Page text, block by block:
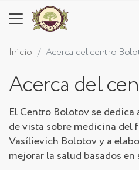
Inicio Acerca del centro
Acerca del
El Centro Bolotov se
de vista sobre medicina del
Vasílievich Bolotov y a
mejorar la salud basados en